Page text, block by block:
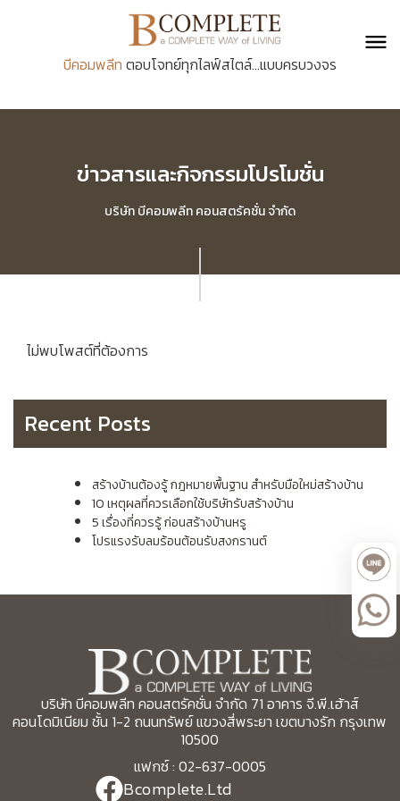
บีคอมพลีท ตอบโจทย์ทุกไลฟ์สไตล์...แบบครบวงจร
ข่าวสารและกิจกรรมโปรโมชั่น
บริษัท บีคอมพลีท คอนสตรัคชั่น จำกัด
ไม่พบโพสต์ที่ต้องการ
Recent Posts
สร้างบ้านต้องรู้ กฎหมายพื้นฐาน สำหรับมือใหม่สร้างบ้าน
10 เหตุผลที่ควรเลือกใช้บริษัทรับสร้างบ้าน
5 เรื่องที่ควรรู้ ก่อนสร้างบ้านหรู
โปรแรงรับลมร้อนต้อนรับสงกรานต์
บริษัท บีคอมพลีท คอนสตรัคชั่น จำกัด 71 อาคาร จี.พี.เฮ้าส์
คอนโดมิเนียม ชั้น 1-2 ถนนทรัพย์ แขวงสี่พระยา เขตบางรัก กรุงเทพ
10500
แฟกซ์ : 02-637-0005
Bcomplete.Ltd